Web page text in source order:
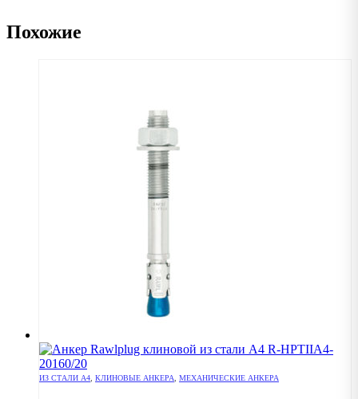
Похожие
ИЗ СТАЛИ А4, КЛИНОВЫЕ АНКЕРА, МЕХАНИЧЕСКИЕ АНКЕРА